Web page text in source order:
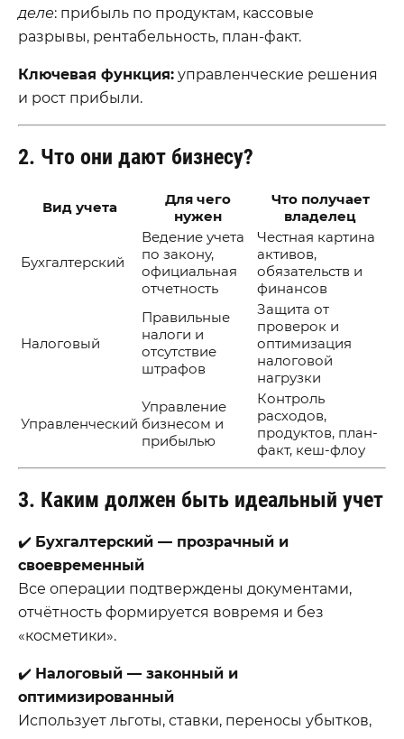
деле: прибыль по продуктам, кассовые
разрывы, рентабельность, план-факт.
Ключевая функция: управленческие решения
и рост прибыли.
2. Что они дают бизнесу?
Вид учета
Для чего
нужен
Что получает
владелец
Бухгалтерский
Ведение учета
по закону,
официальная
отчетность
Честная картина
активов,
обязательств и
финансов
Налоговый
Правильные
налоги и
отсутствие
штрафов
Защита от
проверок и
оптимизация
налоговой
нагрузки
Управленческий
Управление
бизнесом и
прибылью
Контроль
расходов,
продуктов, план-
факт, кеш-флоу
3. Каким должен быть идеальный учет
✔️ Бухгалтерский — прозрачный и
своевременный
Все операции подтверждены документами,
отчётность формируется вовремя и без
«косметики».
✔️ Налоговый — законный и
оптимизированный
Использует льготы, ставки, переносы убытков,